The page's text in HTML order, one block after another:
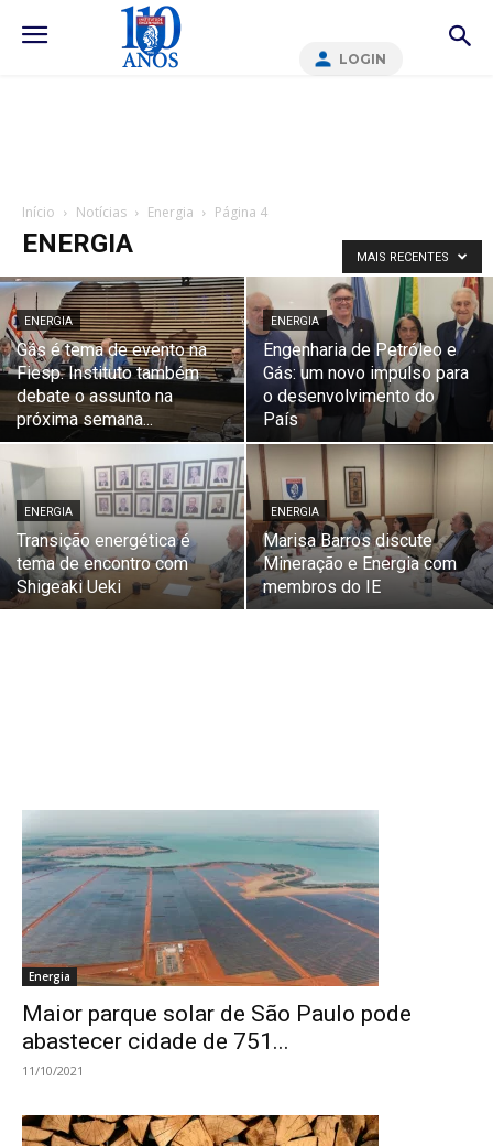
LOGIN
Início Notícias Energia Página 4
ENERGIA MAIS RECENTES
ENERGIA
Gás é tema de evento na
Fiesp. Instituto também
debate o assunto na
próxima semana...
ENERGIA
Engenharia de Petróleo e
Gás: um novo impulso para
o desenvolvimento do
País
ENERGIA
Transição energética é
tema de encontro com
Shigeaki Ueki
ENERGIA
Marisa Barros discute
Mineração e Energia com
membros do IE
Energia
Maior parque solar de São Paulo pode
abastecer cidade de 751...
11/10/2021